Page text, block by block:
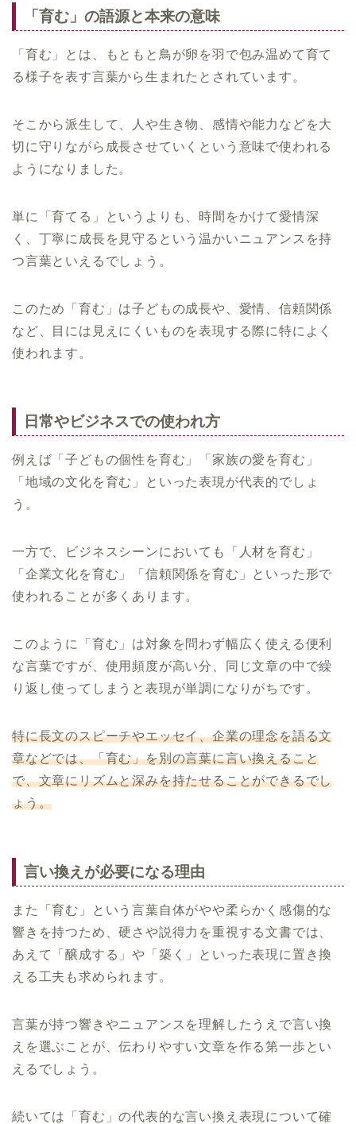
「育む」の語源と本来の意味
「育む」とは、もともと鳥が卵を羽で包み温めて育て
る様子を表す言葉から生まれたとされています。
そこから派生して、人や生き物、感情や能力などを大
切に守りながら成長させていくという意味で使われる
ようになりました。
単に「育てる」というよりも、時間をかけて愛情深
く、丁寧に成長を見守るという温かいニュアンスを持
つ言葉といえるでしょう。
このため「育む」は子どもの成長や、愛情、信頼関係
など、目には見えにくいものを表現する際に特によく
使われます。
日常やビジネスでの使われ方
例えば「子どもの個性を育む」「家族の愛を育む」
「地域の文化を育む」といった表現が代表的でしょ
う。
一方で、ビジネスシーンにおいても「人材を育む」
「企業文化を育む」「信頼関係を育む」といった形で
使われることが多くあります。
このように「育む」は対象を問わず幅広く使える便利
な言葉ですが、使用頻度が高い分、同じ文章の中で繰
り返し使ってしまうと表現が単調になりがちです。
特に長文のスピーチやエッセイ、企業の理念を語る文
章などでは、「育む」を別の言葉に言い換えること
で、文章にリズムと深みを持たせることができるでし
ょう。
言い換えが必要になる理由
また「育む」という言葉自体がやや柔らかく感傷的な
響きを持つため、硬さや説得力を重視する文書では、
あえて「醸成する」や「築く」といった表現に置き換
える工夫も求められます。
言葉が持つ響きやニュアンスを理解したうえで言い換
えを選ぶことが、伝わりやすい文章を作る第一歩とい
えるでしょう。
続いては「育む」の代表的な言い換え表現について確